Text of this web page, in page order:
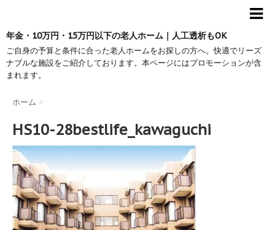
年金・10万円・15万円以下の老人ホーム｜人工透析もOK
ご自身の予算と条件に合った老人ホームをお探しの方へ。快適でリーズ
ナブルな施設をご紹介しております。本ページにはプロモーションが含
まれます。
ホーム >
HS10-28bestlife_kawaguchi